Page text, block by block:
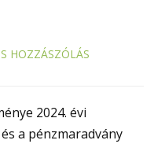
HOZZÁSZÓLÁS
2024. évi
a pénzmaradvány